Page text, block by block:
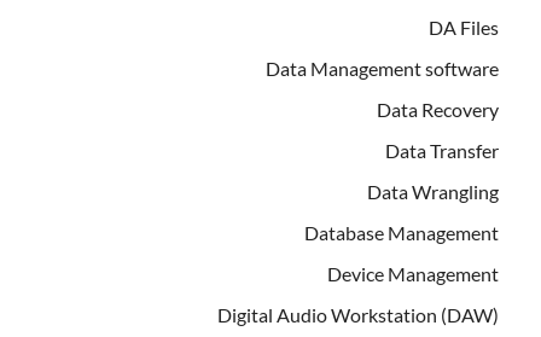
DA Files
Data Management software
Data Recovery
Data Transfer
Data Wrangling
Database Management
Device Management
Digital Audio Workstation (DAW)